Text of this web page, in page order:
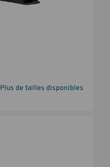
Plus de tailles disponibles